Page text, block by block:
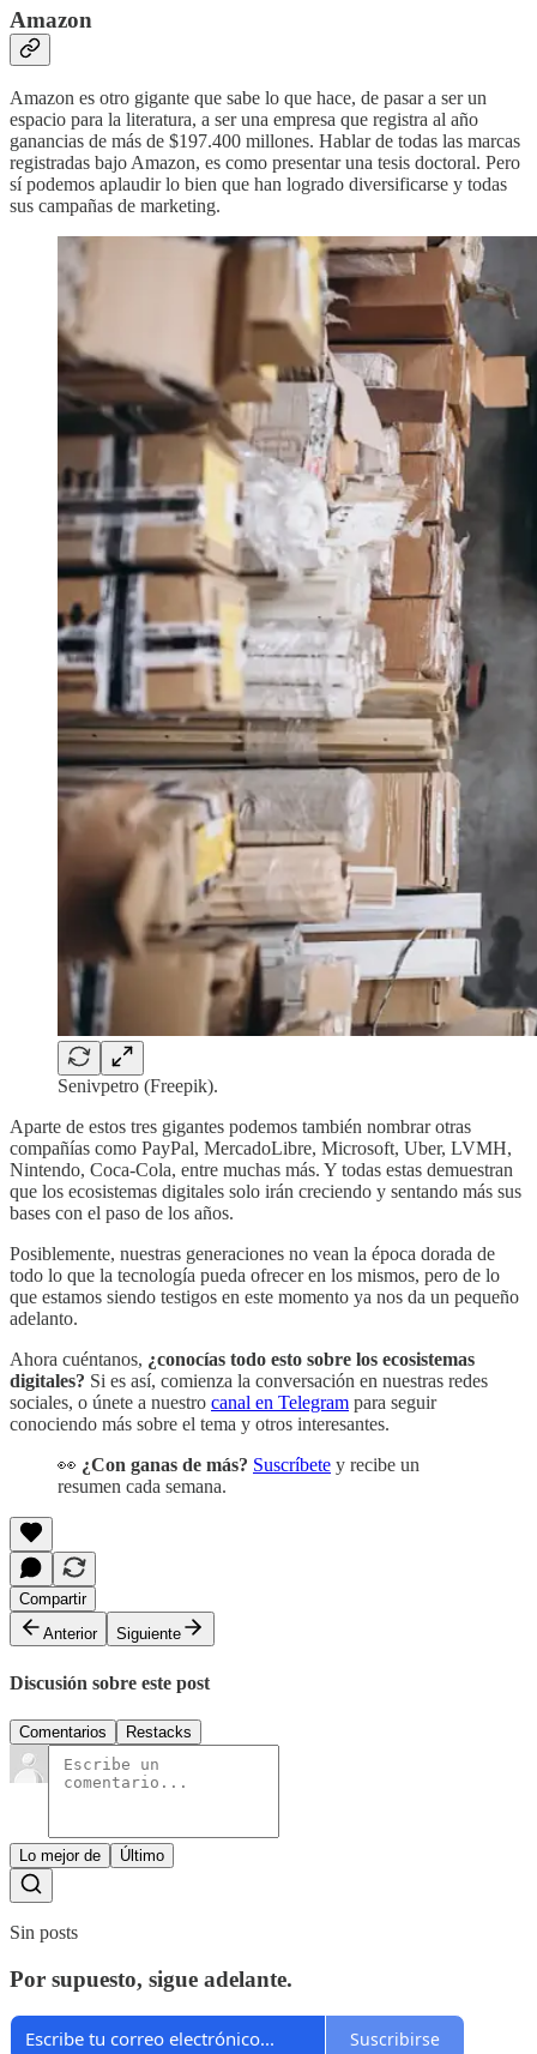
Amazon
Amazon es otro gigante que sabe lo que hace, de pasar a ser un
espacio para la literatura, a ser una empresa que registra al año
ganancias de más de $197.400 millones. Hablar de todas las marcas
registradas bajo Amazon, es como presentar una tesis doctoral. Pero
sí podemos aplaudir lo bien que han logrado diversificarse y todas
sus campañas de marketing.
Senivpetro (Freepik).
Aparte de estos tres gigantes podemos también nombrar otras
compañías como PayPal, MercadoLibre, Microsoft, Uber, LVMH,
Nintendo, Coca-Cola, entre muchas más. Y todas estas demuestran
que los ecosistemas digitales solo irán creciendo y sentando más sus
bases con el paso de los años.
Posiblemente, nuestras generaciones no vean la época dorada de
todo lo que la tecnología pueda ofrecer en los mismos, pero de lo
que estamos siendo testigos en este momento ya nos da un pequeño
adelanto.
Ahora cuéntanos, ¿conocías todo esto sobre los ecosistemas
digitales? Si es así, comienza la conversación en nuestras redes
sociales, o únete a nuestro canal en Telegram para seguir
conociendo más sobre el tema y otros interesantes.
👀 ¿Con ganas de más? Suscríbete y recibe un
resumen cada semana.
Compartir
Anterior
Siguiente
Discusión sobre este post
Comentarios Restacks
Lo mejor de Último
Sin posts
Por supuesto, sigue adelante.
Suscribirse